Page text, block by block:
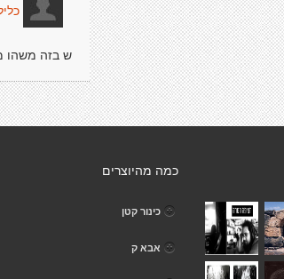
ש בזה משהו
כמה מהיוצרים
כינור קטן
אבא ק